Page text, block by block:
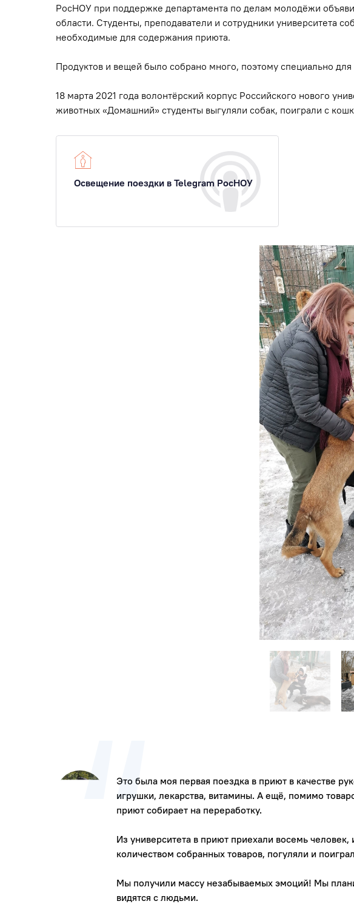
РосНОУ при поддержке департамента по делам молодёжи
области. Студенты, преподаватели и сотрудники университета
необходимые для содержания приюта.
Продуктов и вещей было собрано много, поэтому специально
18 марта 2021 года волонтёрский корпус Российского нового
животных «Домашний» студенты выгуляли собак, поиграли с
Освещение поездки в Telegram РосНОУ
Это была моя первая поездка в приют в качестве
игрушки, лекарства, витамины. А ещё, помимо
приют собирает на переработку.
Из университета в приют приехали восемь
количеством собранных товаров, погуляли и
Мы получили массу незабываемых эмоций! Мы
видятся с людьми.